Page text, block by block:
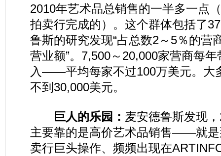
2010年艺术品总销售的一半多一点
拍卖行完成的）。这个群体包括了
鲁斯的研究发现“占总数2～5％的营
营业额”。7,500～20,000家营商每
入——平均每家不过100万美元。大
不到30,000美元。
巨人的乐园： 麦安德鲁斯发现
主要靠的是高价艺术品销售——就是
卖行巨头操作、频频出现在